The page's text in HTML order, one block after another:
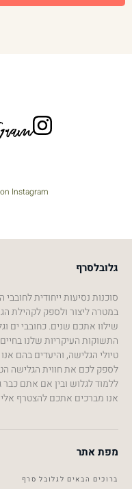
Instagram
גלובלסרף
סוכנות נסיעות ייחודית
במטרה ליצור ולספק לקהילת
שילוו אתכם שנים. כחובבי ים
התשוקות העיקריות שלנו
טיולי הגלישה, והיעדים בהם
לספק לכם את חווית הגלישה
ללמוד לגלוש ובין אם אתם
אנו מברכים אתכם להצטרף
מפת אתר
ברוכים הבאים לגלובל סרף